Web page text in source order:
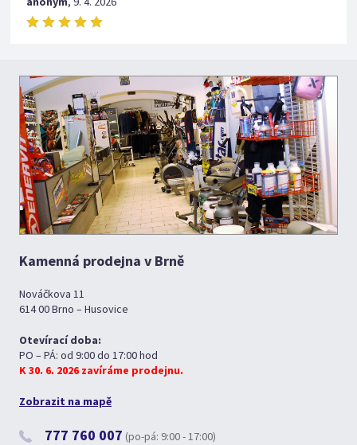
Kamenná prodejna v Brně
Nováčkova 11
614 00 Brno – Husovice
Otevírací doba:
PO – PÁ: od 9:00 do 17:00 hod
K 30. 6. 2026 zavíráme prodejnu.
Zobrazit na mapě
777 760 007 (po-pá: 9:00 - 17:00)